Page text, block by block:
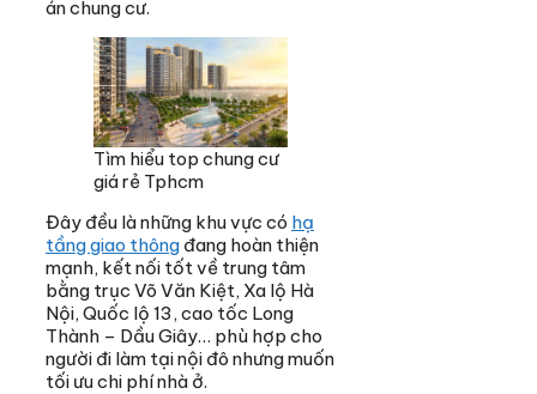
án chung cư.
Tìm hiểu top chung cư
giá rẻ Tphcm
Đây đều là những khu vực có hạ
tầng giao thông đang hoàn thiện
mạnh, kết nối tốt về trung tâm
bằng trục Võ Văn Kiệt, Xa lộ Hà
Nội, Quốc lộ 13, cao tốc Long
Thành – Dầu Giây… phù hợp cho
người đi làm tại nội đô nhưng muốn
tối ưu chi phí nhà ở.